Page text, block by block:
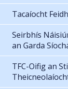
Tacaíocht
Seirbhís
an Garda
TFC-Oifig an